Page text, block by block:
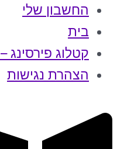
החשבון שלי
בית
קטלוג פירסינג
הצהרת נגישות